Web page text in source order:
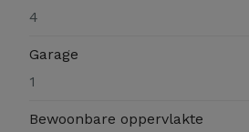
4
Garage
1
Bewoonbare oppervlakte